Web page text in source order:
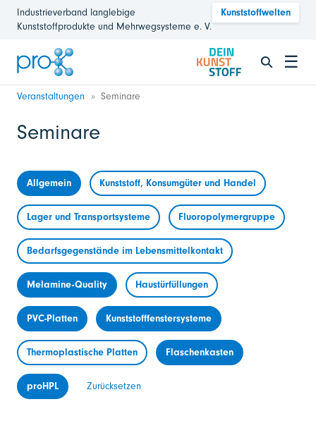
Industrieverband langlebige
Kunststoffprodukte und Mehrwegsysteme e. V.
Kunststoffwelten
☰
Veranstaltungen Seminare
Seminare
Allgemein Kunststoff, Konsumgüter und Handel
Lager und Transportsysteme Fluoropolymergruppe
Bedarfsgegenstände im Lebensmittelkontakt
Melamine-Quality Haustürfüllungen
PVC-Platten Kunststofffenstersysteme
Thermoplastische Platten Flaschenkasten
proHPL Zurücksetzen